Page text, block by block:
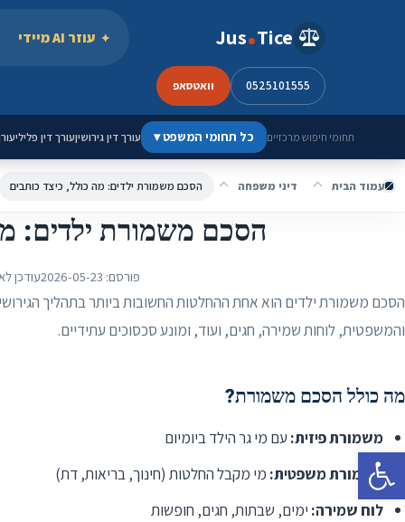
פתח סרגל נגישות
Jus Tice עוזר AI מיידי
0525101555 וואטסאפ
תחומי חיפוש מרכזיים כל תחומי המשפט▾ עורך דין גירושיןעורך דין פלילי
עמוד הבית דיני משפחה הסכם משמורת ילדים: מה כולל, כיצד כותבים
הסכם משמורת ילדים:
פורסם: 2026-05-23עודכן
הסכם משמורת ילדים הוא אחת ההחלטות החשובות ביותר בתהליך
והמשפטית, לוחות שמירה, חגים, ועוד, ומונע סכסוכים עתידיים.
מה כולל הסכם משמורת?
משמורת פיזית: עם מי גר הילד ביומיום
משמורת משפטית: מי מקבל החלטות (חינוך, בריאות, דת)
לוח שמירה: ימים, שבתות, חגים, חופשות